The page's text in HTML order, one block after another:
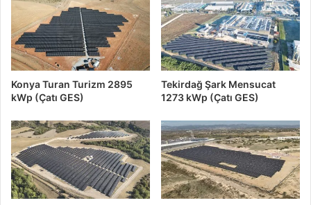
Konya Turan Turizm 2895
kWp (Çatı GES)
Tekirdağ Şark Mensucat
1273 kWp (Çatı GES)